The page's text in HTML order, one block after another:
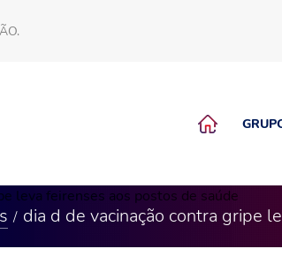
dia d de vacinação contra gripe